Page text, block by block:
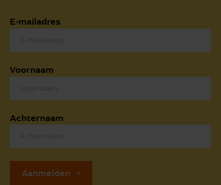
E-mailadres
Voornaam
Achternaam
Aanmelden